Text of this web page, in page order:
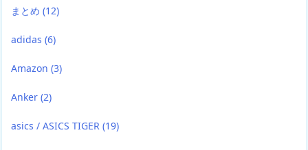
まとめ (12)
adidas (6)
Amazon (3)
Anker (2)
asics / ASICS TIGER (19)